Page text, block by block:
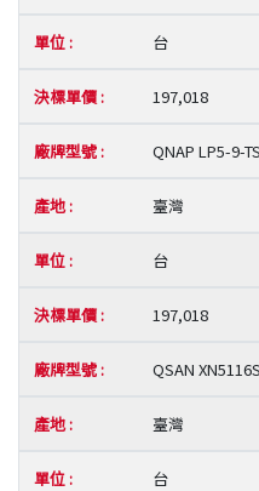
台
197,018
QNAP LP5-9-
臺灣
台
197,018
QSAN XN5116S
臺灣
台